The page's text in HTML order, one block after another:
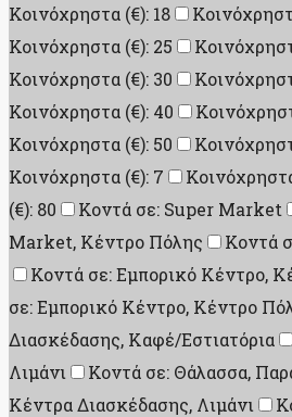
Κοινόχρηστα (€): 18
Κοινόχρηστα (€): 25
Κοινόχρηστα (€): 30
Κοινόχρηστα (€): 40
Κοινόχρηστα (€): 50
Κοινόχρηστα (€): 7
(€): 80
Κοντά σε: Super Market
Market, Κέντρο Πόλης
Κοντά
Κοντά σε: Εμπορικό Κέντρο,
σε: Εμπορικό Κέντρο, Κέντρο
Διασκέδασης, Καφέ/Εστιατόρια
Λιμάνι
Κοντά σε: Θάλασσα,
Κέντρα Διασκέδασης, Λιμάνι